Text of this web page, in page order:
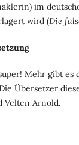
im
wird (Die
Mehr gibt es
Übersetzer
Velten Arnold.